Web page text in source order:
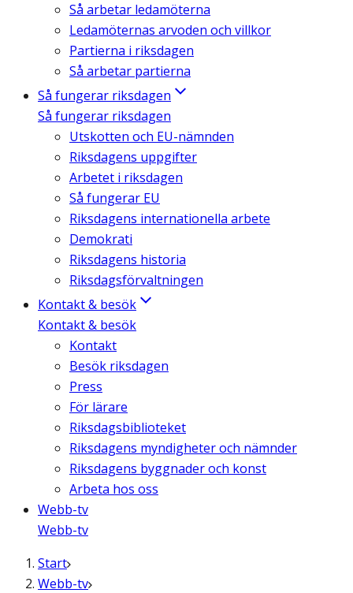
Så arbetar ledamöterna
Ledamöternas arvoden och villkor
Partierna i riksdagen
Så arbetar partierna
Så fungerar riksdagen
Så fungerar riksdagen
Utskotten och EU-nämnden
Riksdagens uppgifter
Arbetet i riksdagen
Så fungerar EU
Riksdagens internationella arbete
Demokrati
Riksdagens historia
Riksdagsförvaltningen
Kontakt & besök
Kontakt & besök
Kontakt
Besök riksdagen
Press
För lärare
Riksdagsbiblioteket
Riksdagens myndigheter och nämnder
Riksdagens byggnader och konst
Arbeta hos oss
Webb-tv
Webb-tv
Start
Webb-tv